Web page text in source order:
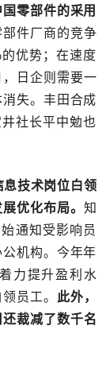
零部件的采用
件厂商的竞争
优势；在速度
日企则需要一
失。丰田合成
社长平中勉也
技术岗位白领
优化布局。 知
通知受影响员
机构。今年年
力提升盈利水
员工。 此外，
裁减了数千名